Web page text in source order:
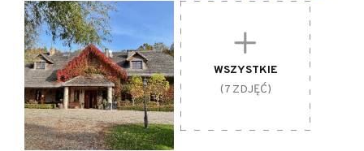
WSZYSTKIE
(7 ZDJĘĆ)